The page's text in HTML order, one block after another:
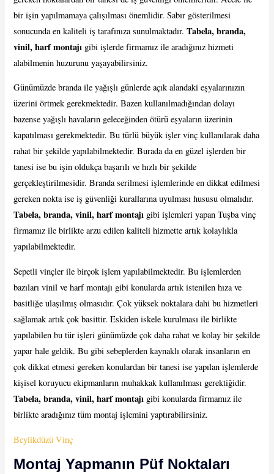
bir işin yapılmamaya çalışılması önemlidir. Sabır gösterilmesi
sonucunda en kaliteli iş tarafınıza sunulmaktadır.Tabela, branda,
vinil, harf montajı gibi işlerde firmamız ile aradığınız hizmeti
alabilmenin huzurunu yaşayabilirsiniz.
Günümüzde branda ile yağışlı günlerde açık alandaki eşyalarınızın
üzerini örtmek gerekmektedir. Bazen kullanılmadığından dolayı
bazense yağışlı havaların geleceğinden ötürü eşyaların üzerinin
kapatılması gerekmektedir. Bu türlü büyük işler vinç kullanılarak daha
rahat bir şekilde yapılabilmektedir. Burada da en güzel işlerden bir
tanesi ise bu işin oldukça başarılı ve hızlı bir şekilde
gerçekleştirilmesidir. Branda serilmesi işlemlerinde en dikkat edilmesi
gereken nokta ise iş güvenliği kurallarına uyulması hususu olmalıdır.
Tabela, branda, vinil, harf montajı gibi işlemleri yapan Tuşba vinç
firmamız ile birlikte arzu edilen kaliteli hizmette artık kolaylıkla
yapılabilmektedir.
Sepetli vinçler ile birçok işlem yapılabilmektedir. Bu işlemlerden
bazıları vinil ve harf montajı gibi konularda artık istenilen hıza ve
basitliğe ulaşılmış olmasıdır. Çok yüksek noktalara dahi bu hizmetleri
sağlamak artık çok basittir. Eskiden iskele kurulması ile birlikte
yapılabilen bu tür işleri günümüzde çok daha rahat ve kolay bir şekilde
yapar hale geldik. Bu gibi sebeplerden kaynaklı olarak insanların en
çok dikkat etmesi gereken konulardan bir tanesi ise yapılan işlemlerde
kişisel koruyucu ekipmanların muhakkak kullanılması gerektiğidir.
Tabela, branda, vinil, harf montajı gibi konularda firmamız ile
birlikte aradığınız tüm montaj işlemini yaptırabilirsiniz.
Beylikdüzü Vinç
Montaj Yapmanın Püf Noktaları